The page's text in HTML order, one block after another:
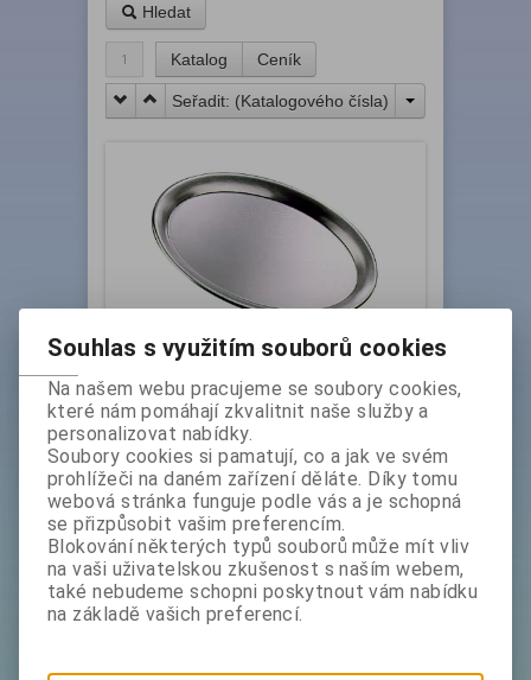
Hledat
1 Katalog Ceník
Seřadit: (Katalogového čísla)
Podnos ovál nerez 19 x 14 cm GASTEX
Katalogové číslo:
2065030
Vyrobeno z prvotřídní nerezavějící oceli. Rozměry v
cm : délka 19,2 šířka 14,3. Za technické parametry
uváděné výrobcem neručíme. Hmotnost
produktu...
bez DPH: 69 Kč
Koupit
ks
Souhlas s využitím souborů cookies
Na našem webu pracujeme se soubory cookies,
které nám pomáhají zkvalitnit naše služby a
personalizovat nabídky.
Soubory cookies si pamatují, co a jak ve svém
prohlížeči na daném zařízení děláte. Díky tomu
webová stránka funguje podle vás a je schopná
se přizpůsobit vašim preferencím.
Blokování některých typů souborů může mít vliv
na vaši uživatelskou zkušenost s naším webem,
také nebudeme schopni poskytnout vám nabídku
na základě vašich preferencí.